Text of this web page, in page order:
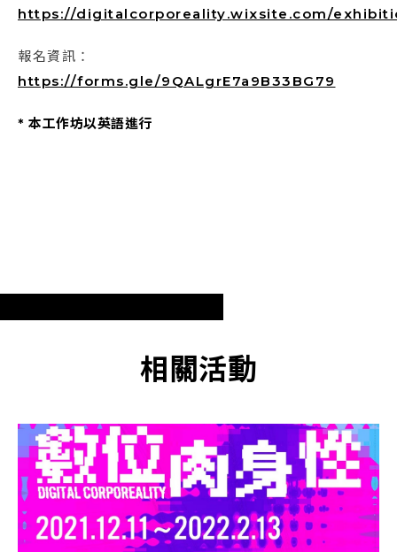
https://digitalcorporeality.wixsite.com/
​報名資訊：
https://forms.gle/9QALgrE7a9B33BG79
* 本工作坊以英語進行
相關活動